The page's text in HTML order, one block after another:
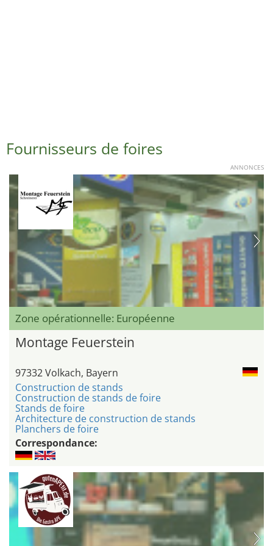
Fournisseurs de foires
ANNONCES
Zone opérationnelle: Européenne
Montage Feuerstein
97332 Volkach, Bayern
Construction de stands
Construction de stands de foire
Stands de foire
Architecture de construction de stands
Planchers de foire
Correspondance: